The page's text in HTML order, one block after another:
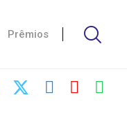
Prêmios